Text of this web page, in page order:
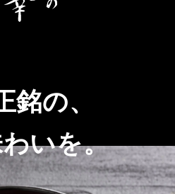
銘の、
いを。